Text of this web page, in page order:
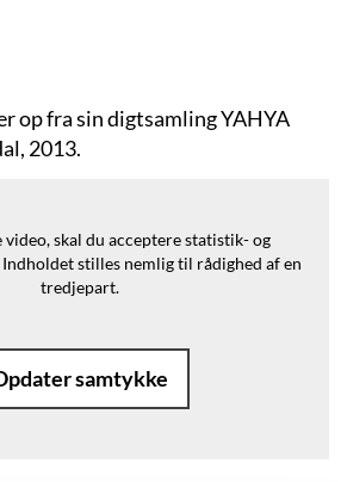
op fra sin digtsamling YAHYA
2013.
video, skal du acceptere statistik- og
Indholdet stilles nemlig til rådighed af en
tredjepart.
samtykke